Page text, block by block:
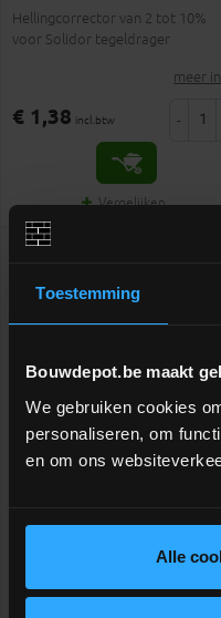
Toestemming
Bouwdepot.be maakt
We gebruiken cookies
personaliseren, om
en om ons
Alle
Hellingcorrector van 2 tot 10%
voor Solidor tegeldrager
meer
€ 1,38 incl.btw -
Vergelijken
50mm
Kwalitatieve drager voor